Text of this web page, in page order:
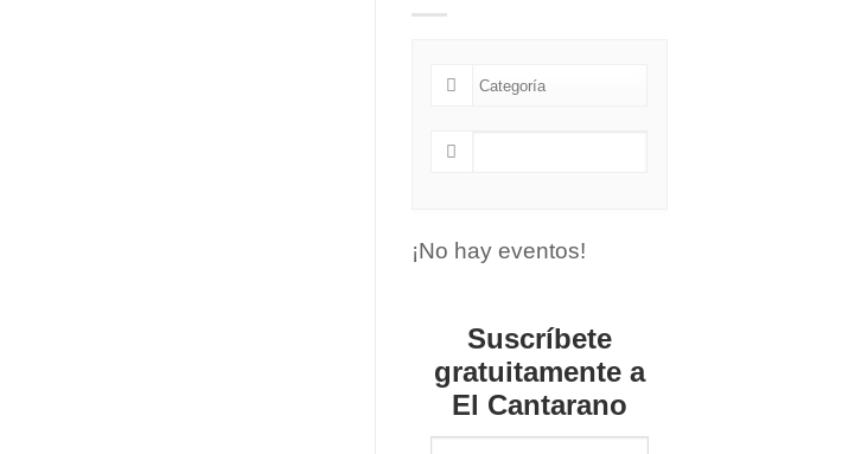
¡No hay eventos!
Suscríbete
gratuitamente a
El Cantarano